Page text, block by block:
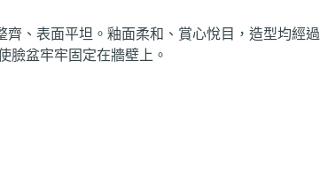
、表面平坦。釉面柔和、賞心悅目，造型均經
臉盆牢牢固定在牆壁上。